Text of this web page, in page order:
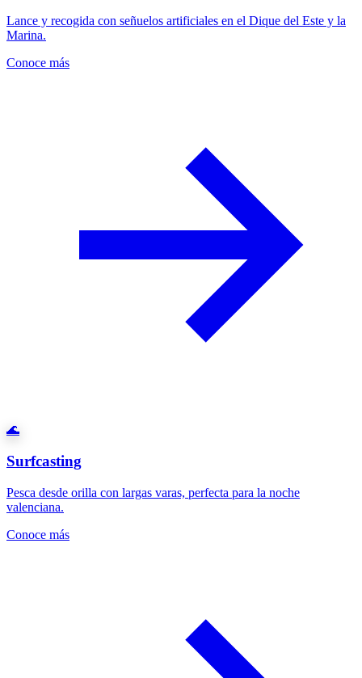
Lance y recogida con señuelos artificiales en el Dique del Este y la
Marina.
Conoce más
🌊
Surfcasting
Pesca desde orilla con largas varas, perfecta para la noche
valenciana.
Conoce más